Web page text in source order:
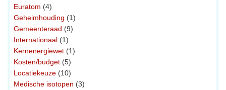
Euratom (4)
Geheimhouding (1)
Gemeenteraad (9)
Internationaal (1)
Kernenergiewet (1)
Kosten/budget (5)
Locatiekeuze (10)
Medische isotopen (3)